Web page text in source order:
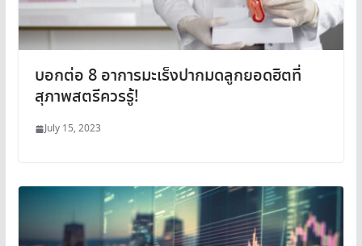
บอกต่อ 8 อาการมะเร็งปากมดลูกยอดฮิตที่
สุภาพสตรีควรรู้!
July 15, 2023